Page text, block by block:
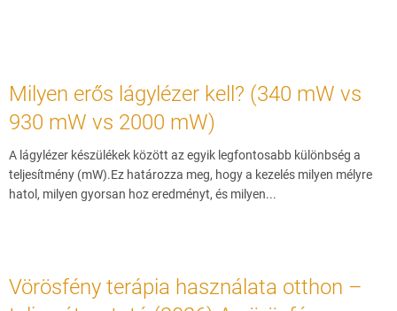
Milyen erős lágylézer kell? (340 mW vs
930 mW vs 2000 mW)
A lágylézer készülékek között az egyik legfontosabb különbség a
teljesítmény (mW).Ez határozza meg, hogy a kezelés milyen mélyre
hatol, milyen gyorsan hoz eredményt, és milyen...
Vörösfény terápia használata otthon –